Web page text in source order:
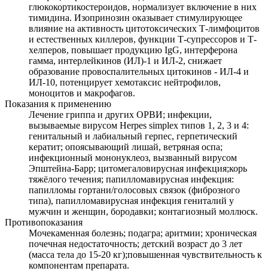
глюкокортикостероидов, нормализует включение в них
тимидина. Изопринозин оказывает стимулирующее
влияние на активность цитотоксических Т-лимфоцитов
и естественных киллеров, функции Т-супрессоров и Т-
хелперов, повышает продукцию IgG, интерферона
гамма, интерлейкинов (ИЛ)-1 и ИЛ-2, снижает
образование провоспалительных цитокинов - ИЛ-4 и
ИЛ-10, потенцирует хемотаксис нейтрофилов,
моноцитов и макрофагов.
Показания к применению
Лечение гриппа и других ОРВИ; инфекции,
вызываемые вирусом Herpes simplex типов 1, 2, 3 и 4:
генитальный и лабиальный герпес, герпетический
кератит; опоясывающий лишай, ветряная оспа;
инфекционный мононуклеоз, вызванный вирусом
Эпштейна-Барр; цитомегаловирусная инфекция;корь
тяжёлого течения; папилломавирусная инфекция:
папилломы гортани/голосовых связок (фиброзного
типа), папилломавирусная инфекция гениталий у
мужчин и женщин, бородавки; контагиозный моллюск.
Противопоказания
Мочекаменная болезнь; подагра; аритмии; хроническая
почечная недостаточность; детский возраст до 3 лет
(масса тела до 15-20 кг);повышенная чувствительность к
компонентам препарата.